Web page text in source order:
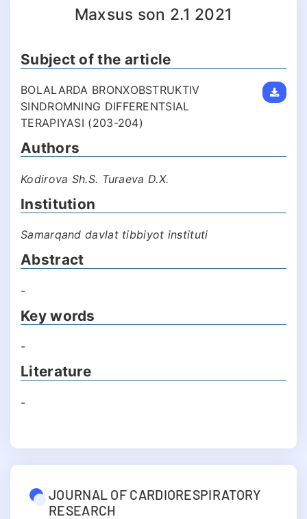
Maxsus son 2.1 2021
Subject of the article
BOLALARDA BRONXOBSTRUKTIV
SINDROMNING DIFFERENTSIAL
TERAPIYASI (203-204)
Authors
Kodirova Sh.S. Turaeva D.X.
Institution
Samarqand davlat tibbiyot instituti
Abstract
-
Key words
-
Literature
-
JOURNAL OF CARDIORESPIRATORY
RESEARCH